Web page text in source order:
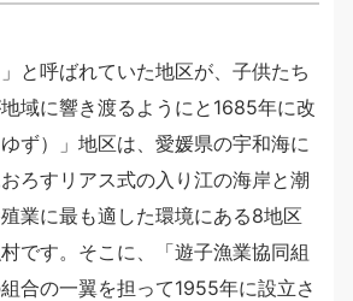
」と呼ばれていた地区が、子供たち
域に響き渡るようにと1685年に改
ず）」地区は、愛媛県の宇和海に
ろすリアス式の入り江の海岸と潮
業に最も適した環境にある8地区
です。そこに、「遊子漁業協同組
合の一翼を担って1955年に設立さ